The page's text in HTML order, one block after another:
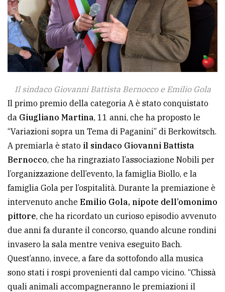
Il sindaco Giovanni Battista Bernocco e Emilio Gola
Il primo premio della categoria A è stato conquistato
da Giugliano Martina, 11 anni, che ha proposto le
“Variazioni sopra un Tema di Paganini” di Berkowitsch.
A premiarla è stato il sindaco Giovanni Battista
Bernocco, che ha ringraziato l’associazione Nobili per
l’organizzazione dell’evento, la famiglia Biollo, e la
famiglia Gola per l’ospitalità. Durante la premiazione è
intervenuto anche Emilio Gola, nipote dell’omonimo
pittore, che ha ricordato un curioso episodio avvenuto
due anni fa durante il concorso, quando alcune rondini
invasero la sala mentre veniva eseguito Bach.
Quest’anno, invece, a fare da sottofondo alla musica
sono stati i rospi provenienti dal campo vicino. “Chissà
quali animali accompagneranno le premiazioni il